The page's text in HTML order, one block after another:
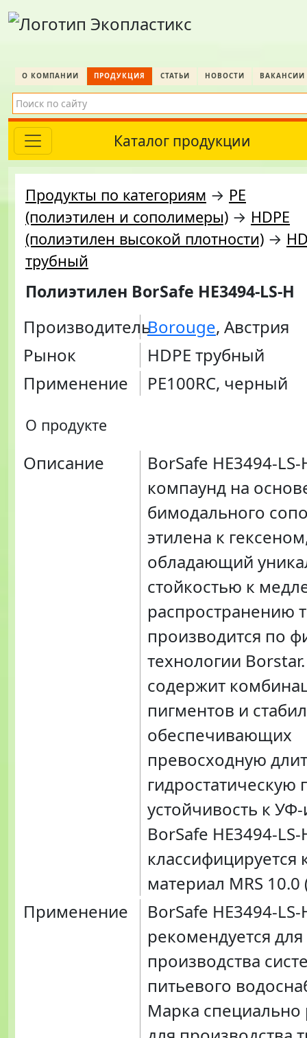
О КОМПАНИИ ПРОДУКЦИЯ СТАТЬИ НОВОСТИ ВАКАНСИИ
Каталог продукции
Продукты по категориям → PE
(полиэтилен и сополимеры) → HDPE
(полиэтилен высокой плотности) →
трубный
Полиэтилен BorSafe HE3494-LS-H
ПроизводительBorouge, Австрия
Рынок
HDPE трубный
Применение
PE100RC, черный
О продукте
Описание
BorSafe HE3494-
компаунд на
бимодального
этилена к
обладающий
стойкостью к
распространению
производится по
технологии
содержит
пигментов и
обеспечивающих
превосходную
гидростатическую
устойчивость к
BorSafe HE3494-LS-
классифицируется
материал MRS 10.0
Применение
BorSafe HE3494-LS-
рекомендуется для
производства
питьевого
Марка специально